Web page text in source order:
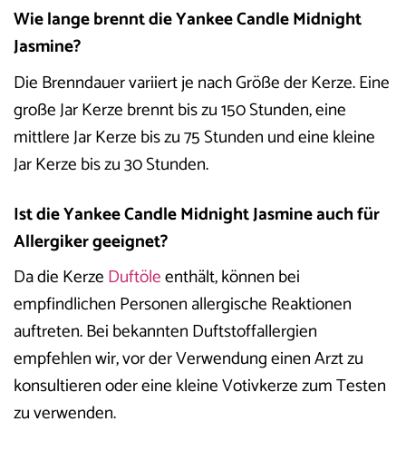
Wie lange brennt die Yankee Candle Midnight
Jasmine?
Die Brenndauer variiert je nach Größe der Kerze. Eine
große Jar Kerze brennt bis zu 150 Stunden, eine
mittlere Jar Kerze bis zu 75 Stunden und eine kleine
Jar Kerze bis zu 30 Stunden.
Ist die Yankee Candle Midnight Jasmine auch für
Allergiker geeignet?
Da die KerzeDuftöleenthält, können bei
empfindlichen Personen allergische Reaktionen
auftreten. Bei bekannten Duftstoffallergien
empfehlen wir, vor der Verwendung einen Arzt zu
konsultieren oder eine kleine Votivkerze zum Testen
zu verwenden.